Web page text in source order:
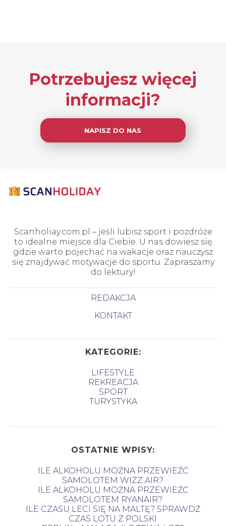
Potrzebujesz więcej
informacji?
NAPISZ DO NAS
Scanholiay.com.pl – jeśli lubisz sport i pozdróże
to idealne miejsce dla Ciebie. U nas dowiesz się
gdzie warto pojechać na wakacje oraz nauczysz
się znajdywać motywacje do sportu. Zapraszamy
do lektury!
REDAKCJA
KONTAKT
KATEGORIE:
LIFESTYLE
REKREACJA
SPORT
TURYSTYKA
OSTATNIE WPISY:
ILE ALKOHOLU MOŻNA PRZEWIEŹĆ
SAMOLOTEM WIZZ AIR?
ILE ALKOHOLU MOŻNA PRZEWIEŹĆ
SAMOLOTEM RYANAIR?
ILE CZASU LECI SIĘ NA MALTĘ? SPRAWDŹ
CZAS LOTU Z POLSKI